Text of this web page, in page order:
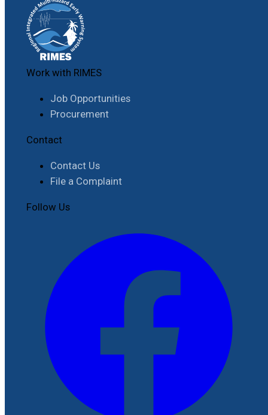
Work with RIMES
Job Opportunities
Procurement
Contact
Contact Us
File a Complaint
Follow Us